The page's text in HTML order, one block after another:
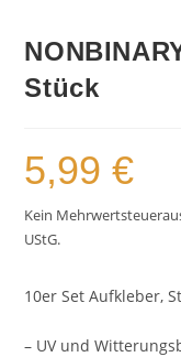
Stück
5,99€
Kein
UStG.
10er Set Aufkleber,
– UV und